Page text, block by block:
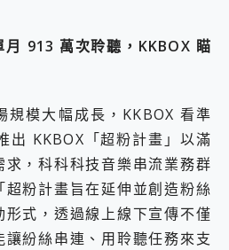
小體積 40000mAh 超大容量 一次充5個設備 充好充滿 CUKTECH 酷態科 300W 微型充電站 開箱 評測
全新 SONY Xperia 1 VI 開箱! 相機實測! 長焦覆蓋更遠更清晰、2日長續航、頂尖影音娛樂效能~
Xiaomi 14 Ultra 開箱 評測~ 有深度的 Leica 影像旗艦手機! 加碼小旗艦 Xiaomi 14 開箱 評測
vivo TWS 3e 真無線藍牙耳機智慧降噪升級、音質明亮溫潤，並支援雙設備連接~
MSI Claw 掌機專屬配件包 來囉 完美保護 MSI Claw A1M-026TW 電競掌機
人像旗艦 vivo V30 系列 開箱 評測! 首搭蔡司光學鏡頭、攝影棚級柔光環、拍攝功能最好玩的美拍神機 vivo V30 Pro
多個願望一次滿足 超強散熱 微星 MSI Claw A1M-026TW 電競掌機 開箱 評測
一吸完美對位 擁有超強吸力與超好用的隱磁支架 O-ONE MAG 最會吸的行動電源 開箱 評測
Motorola edge 70 pro 及 moto g37 power上市，登錄在送飛利浦氣炸鍋
月 913 萬次聆聽，KKBOX 瞄
規模大幅成長，KKBOX 看準
出 KKBOX「超粉計畫」以滿
，科科科技音樂串流業務群
粉計畫旨在延伸並創造粉絲
式，透過線上線下宣傳不僅
紛絲串連、用聆聽任務來支